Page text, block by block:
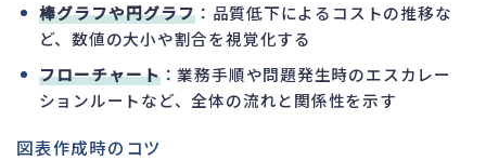
棒グラフや円グラフ：品質低下によるコストの推移な
ど、数値の大小や割合を視覚化する
フローチャート：業務手順や問題発生時のエスカレー
ションルートなど、全体の流れと関係性を示す
図表作成時のコツ